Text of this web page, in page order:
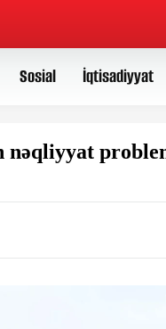
Sosial İqtisadiyyat
nəqliyyat